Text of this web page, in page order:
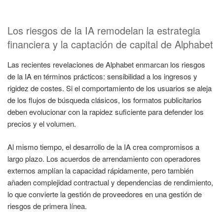
Los riesgos de la IA remodelan la estrategia
financiera y la captación de capital de Alphabet
Las recientes revelaciones de Alphabet enmarcan los riesgos
de la IA en términos prácticos: sensibilidad a los ingresos y
rigidez de costes. Si el comportamiento de los usuarios se aleja
de los flujos de búsqueda clásicos, los formatos publicitarios
deben evolucionar con la rapidez suficiente para defender los
precios y el volumen.
Al mismo tiempo, el desarrollo de la IA crea compromisos a
largo plazo. Los acuerdos de arrendamiento con operadores
externos amplían la capacidad rápidamente, pero también
añaden complejidad contractual y dependencias de rendimiento,
lo que convierte la gestión de proveedores en una gestión de
riesgos de primera línea.